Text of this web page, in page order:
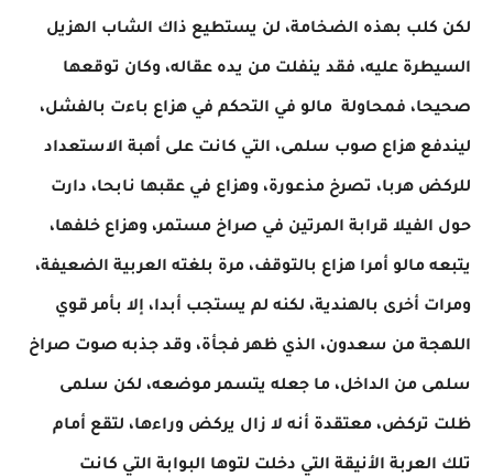
لكن كلب بهذه الضخامة، لن يستطيع ذاك الشاب الهزيل
السيطرة عليه، فقد ينفلت من يده عقاله، وكان توقعها
صحيحا، فمحاولة مالو في التحكم في هزاع باءت بالفشل،
ليندفع هزاع صوب سلمى، التي كانت على أهبة الاستعداد
للركض هربا، تصرخ مذعورة، وهزاع في عقبها نابحا، دارت
حول الفيلا قرابة المرتين في صراخ مستمر، وهزاع خلفها،
يتبعه مالو أمرا هزاع بالتوقف، مرة بلغته العربية الضعيفة،
ومرات أخرى بالهندية، لكنه لم يستجب أبدا، إلا بأمر قوي
اللهجة من سعدون، الذي ظهر فجأة، وقد جذبه صوت صراخ
سلمى من الداخل، ما جعله يتسمر موضعه، لكن سلمى
ظلت تركض، معتقدة أنه لا زال يركض وراءها، لتقع أمام
تلك العربة الأنيقة التي دخلت لتوها البوابة التي كانت